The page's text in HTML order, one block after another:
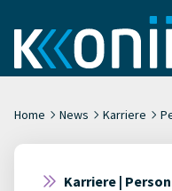
Home News Karriere
Karriere |